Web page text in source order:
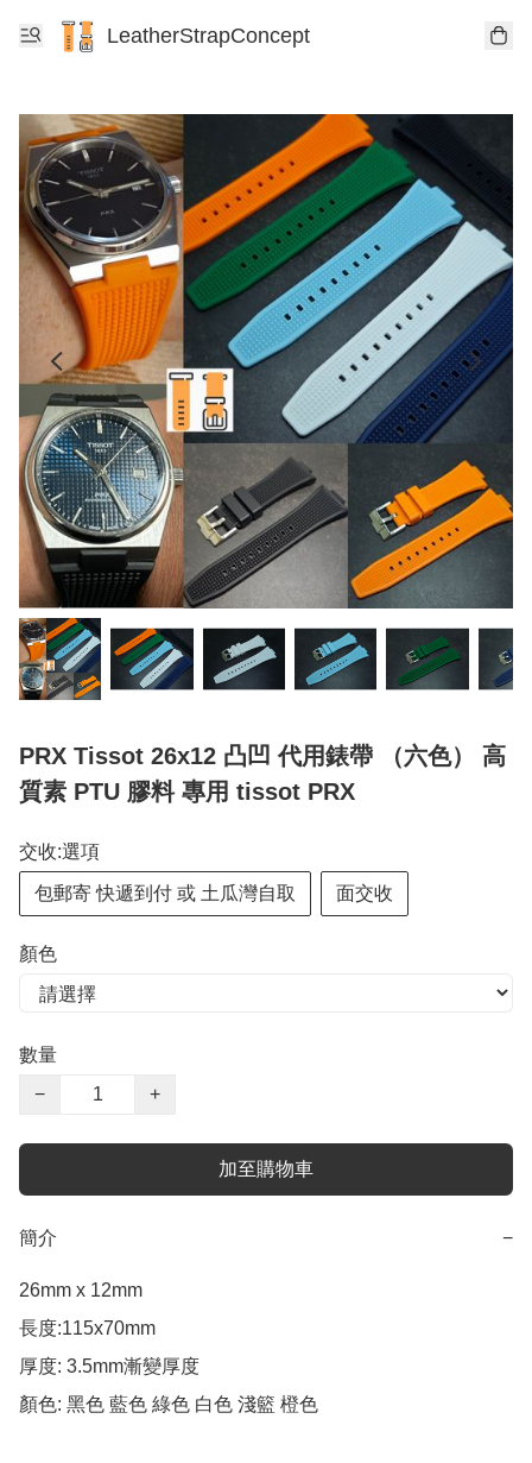
LeatherStrapConcept
PRX Tissot 26x12 凸凹 代用錶帶 （六色） 高
質素 PTU 膠料 專用 tissot PRX
交收:選項
包郵寄 快遞到付 或 土瓜灣自取 面交收
顏色
數量
−
+
加至購物車
簡介 −
26mm x 12mm
長度:115x70mm
厚度: 3.5mm漸變厚度
顏色: 黑色 藍色 綠色 白色 淺籃 橙色